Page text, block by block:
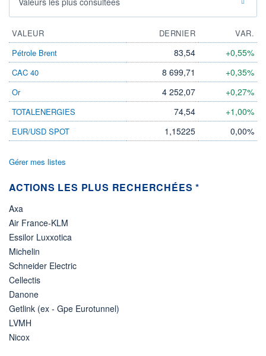
VALEUR DERNIER
VAR.
Pétrole Brent
83,54 +0,55%
CAC 40 8 699,71 +0,35%
Or 4 252,07 +0,27%
TOTALENERGIES 74,54 +1,00%
EUR/USD SPOT 1,15225 0,00%
Gérer mes listes
ACTIONS LES PLUS RECHERCHÉES *
Axa
Air France-KLM
Essilor Luxxotica
Michelin
Schneider Electric
Cellectis
Danone
Getlink (ex - Gpe Eurotunnel)
LVMH
Nicox